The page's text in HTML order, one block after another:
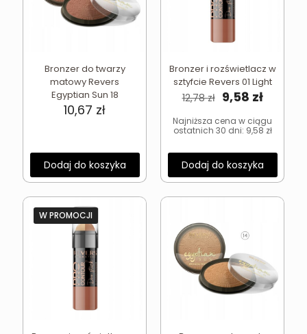
Bronzer do twarzy
matowy Revers
Egyptian Sun 18
10,67 zł
Dodaj do koszyka
Bronzer i rozświetlacz w
sztyfcie Revers 01 Light
12,78zł Pierwotna
wynosiła:
12,78 zł.
9,58 zł
wynosi:
9,58 zł.
Najniższa cena w ciągu
ostatnich 30 dni: 9,58 zł
Dodaj do koszyka
W PROMOCJI